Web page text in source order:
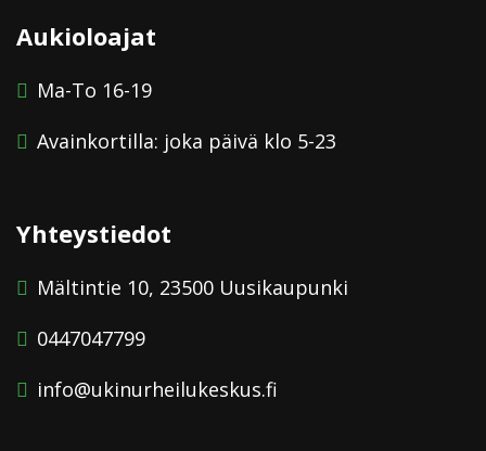
Aukioloajat
Ma-To 16-19
Avainkortilla: joka päivä klo 5-23
Yhteystiedot
Mältintie 10, 23500 Uusikaupunki
0447047799
info@ukinurheilukeskus.fi